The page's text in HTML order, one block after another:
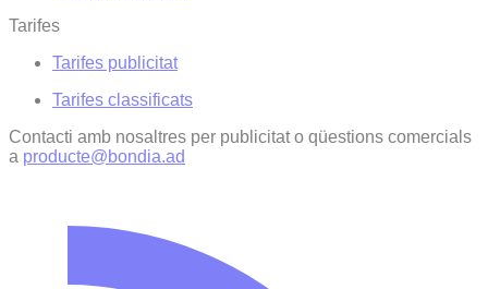
Tarifes
Tarifes publicitat
Tarifes classificats
Contacti amb nosaltres per publicitat o qüestions comercials
a producte@bondia.ad